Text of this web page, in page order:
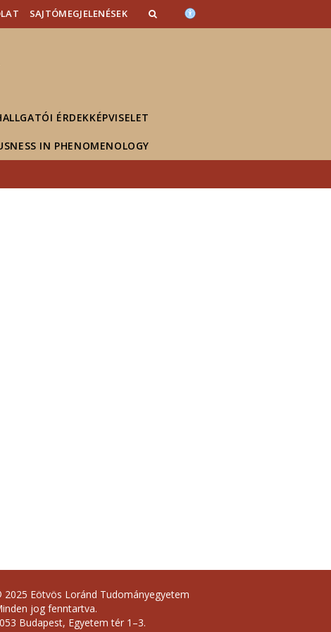
SAJTÓMEGJELENÉSEK
ÉRDEKKÉPVISELET
IN PHENOMENOLOGY
2025 Eötvös Loránd Tudományegyetem
jog fenntartva.
Budapest, Egyetem tér 1–3.